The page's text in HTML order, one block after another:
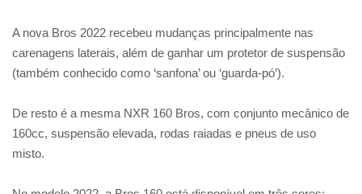
A nova Bros 2022 recebeu mudanças principalmente nas
carenagens laterais, além de ganhar um protetor de suspensão
(também conhecido como ‘sanfona’ ou ‘guarda-pó’).
De resto é a mesma NXR 160 Bros, com conjunto mecânico de
160cc, suspensão elevada, rodas raiadas e pneus de uso
misto.